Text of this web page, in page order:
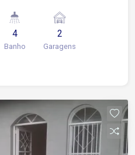
01 dormitório com
casal com móveis
de 250,00, terreno
4
Banho
2
Garagens